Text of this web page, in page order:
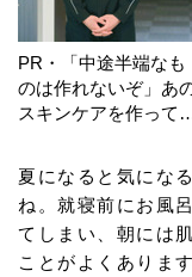
PR・「中途半端なも
のは作れないぞ」あ
スキンケアを作って
夏になると気にな
ね。就寝前にお風
てしまい、朝には
ことがよくあります